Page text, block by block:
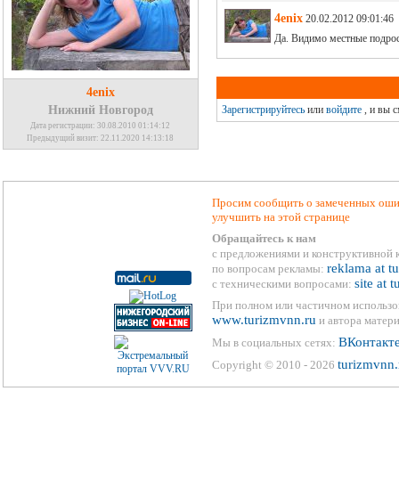
4enix
Нижний Новгород
Дата регистрации: 30.08.2010 01:14:12
Предыдущий визит: 22.11.2020 14:13:18
4enix20.02.2012 09:01:46
Да. Видимо местные
Зарегистрируйтесьили войдите, и вы
Просим сообщить о замеченных
улучшить на этой странице
Обращайтесь к нам
с предложениями и конструктивной
по вопросам рекламы: reklama at
с техническими вопросами: site at
При полном или частичном
www.turizmvnn.ru и автора
Мы в социальных сетях:
Copyright © 2010 - 2026